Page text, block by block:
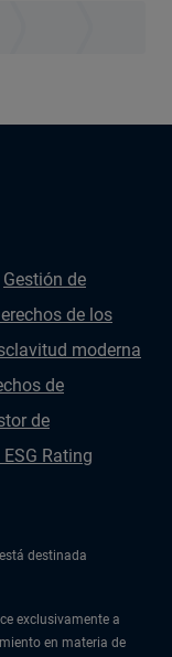
Gestión de
de los
moderna
de
de
ESG Rating
destinada
exclusivamente a
en materia de